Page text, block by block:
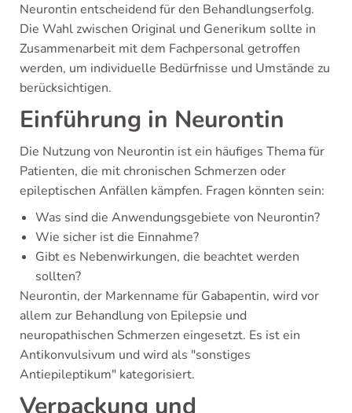
Neurontin entscheidend für den Behandlungserfolg.
Die Wahl zwischen Original und Generikum sollte in
Zusammenarbeit mit dem Fachpersonal getroffen
werden, um individuelle Bedürfnisse und Umstände zu
berücksichtigen.
Einführung in Neurontin
Die Nutzung von Neurontin ist ein häufiges Thema für
Patienten, die mit chronischen Schmerzen oder
epileptischen Anfällen kämpfen. Fragen könnten sein:
Was sind die Anwendungsgebiete von Neurontin?
Wie sicher ist die Einnahme?
Gibt es Nebenwirkungen, die beachtet werden
sollten?
Neurontin, der Markenname für Gabapentin, wird vor
allem zur Behandlung von Epilepsie und
neuropathischen Schmerzen eingesetzt. Es ist ein
Antikonvulsivum und wird als "sonstiges
Antiepileptikum" kategorisiert.